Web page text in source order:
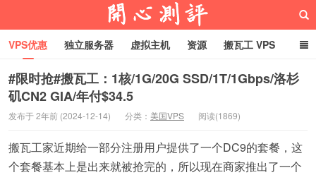
开心VPS测评
VPS优惠 独立服务器 虚拟主机 资源 搬瓦工 VPS
折腾VPS 真实测评 Hostloc趣闻 域名
RackNerd促销套餐
#限时抢#搬瓦工：1核/1G/20G SSD/1T/1Gbps/洛杉
矶CN2 GIA/年付$34.5
发布于 2年前 (2024-12-14) 分类： 美国VPS 阅读(1869)
搬瓦工家近期给一部分注册用户提供了一个DC9的套餐，这
个套餐基本上是出来就被抢完的，所以现在商家推出了一个